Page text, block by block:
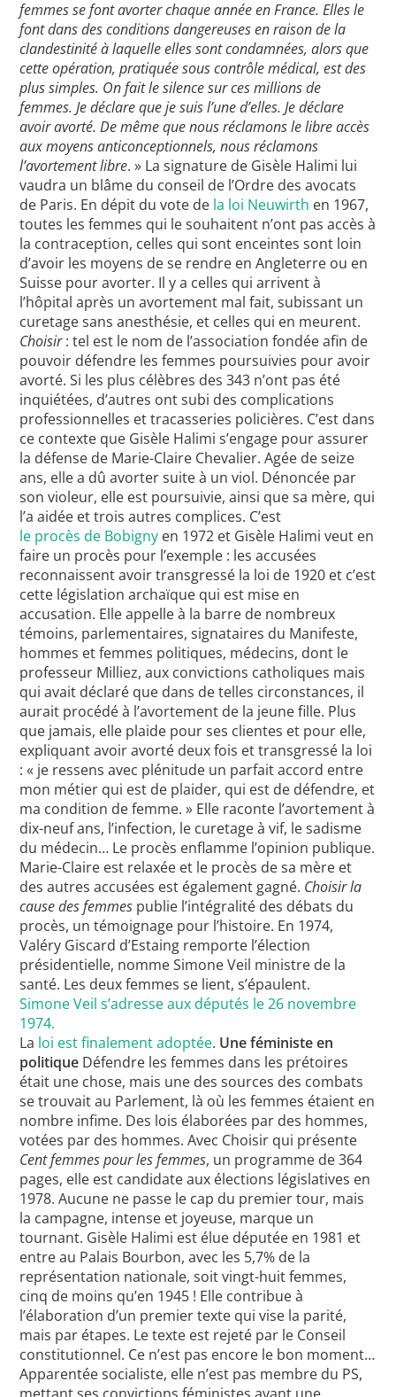
femmes se font avorter chaque année en France. Elles le
font dans des conditions dangereuses en raison de la
clandestinité à laquelle elles sont condamnées, alors que
cette opération, pratiquée sous contrôle médical, est des
plus simples. On fait le silence sur ces millions de
femmes. Je déclare que je suis l’une d’elles. Je déclare
avoir avorté. De même que nous réclamons le libre accès
aux moyens anticonceptionnels, nous réclamons
l’avortement libre. » La signature de Gisèle Halimi lui
vaudra un blâme du conseil de l’Ordre des avocats
de Paris. En dépit du vote de la loi Neuwirth en 1967,
toutes les femmes qui le souhaitent n’ont pas accès à
la contraception, celles qui sont enceintes sont loin
d’avoir les moyens de se rendre en Angleterre ou en
Suisse pour avorter. Il y a celles qui arrivent à
l’hôpital après un avortement mal fait, subissant un
curetage sans anesthésie, et celles qui en meurent.
Choisir: tel est le nom de l’association fondée afin de
pouvoir défendre les femmes poursuivies pour avoir
avorté. Si les plus célèbres des 343 n’ont pas été
inquiétées, d’autres ont subi des complications
professionnelles et tracasseries policières. C’est dans
ce contexte que Gisèle Halimi s’engage pour assurer
la défense de Marie-Claire Chevalier. Agée de seize
ans, elle a dû avorter suite à un viol. Dénoncée par
son violeur, elle est poursuivie, ainsi que sa mère, qui
l’a aidée et trois autres complices. C’est
le procès de Bobigny en 1972 et Gisèle Halimi veut en
faire un procès pour l’exemple : les accusées
reconnaissent avoir transgressé la loi de 1920 et c’est
cette législation archaïque qui est mise en
accusation. Elle appelle à la barre de nombreux
témoins, parlementaires, signataires du Manifeste,
hommes et femmes politiques, médecins, dont le
professeur Milliez, aux convictions catholiques mais
qui avait déclaré que dans de telles circonstances, il
aurait procédé à l’avortement de la jeune fille. Plus
que jamais, elle plaide pour ses clientes et pour elle,
expliquant avoir avorté deux fois et transgressé la loi
: « je ressens avec plénitude un parfait accord entre
mon métier qui est de plaider, qui est de défendre, et
ma condition de femme. » Elle raconte l’avortement à
dix-neuf ans, l’infection, le curetage à vif, le sadisme
du médecin… Le procès enflamme l’opinion publique.
Marie-Claire est relaxée et le procès de sa mère et
des autres accusées est également gagné. Choisir la
cause des femmes publie l’intégralité des débats du
procès, un témoignage pour l’histoire. En 1974,
Valéry Giscard d’Estaing remporte l’élection
présidentielle, nomme Simone Veil ministre de la
santé. Les deux femmes se lient, s’épaulent.
Simone Veil s’adresse aux députés le 26 novembre
1974.
La loi est finalement adoptée. Une féministe en
politique Défendre les femmes dans les prétoires
était une chose, mais une des sources des combats
se trouvait au Parlement, là où les femmes étaient en
nombre infime. Des lois élaborées par des hommes,
votées par des hommes. Avec Choisir qui présente
Cent femmes pour les femmes, un programme de 364
pages, elle est candidate aux élections législatives en
1978. Aucune ne passe le cap du premier tour, mais
la campagne, intense et joyeuse, marque un
tournant. Gisèle Halimi est élue députée en 1981 et
entre au Palais Bourbon, avec les 5,7% de la
représentation nationale, soit vingt-huit femmes,
cinq de moins qu’en 1945 ! Elle contribue à
l’élaboration d’un premier texte qui vise la parité,
mais par étapes. Le texte est rejeté par le Conseil
constitutionnel. Ce n’est pas encore le bon moment…
Apparentée socialiste, elle n’est pas membre du PS,